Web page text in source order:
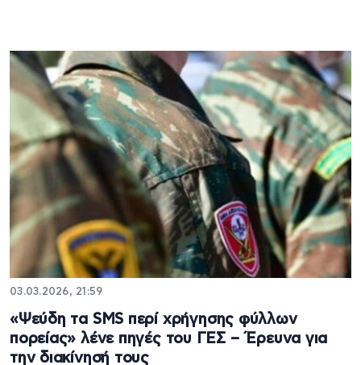
03.03.2026, 21:59
«Ψεύδη τα SMS περί χρήγησης φύλλων
πορείας» λένε πηγές του ΓΕΣ – Έρευνα για
την διακίνησή τους